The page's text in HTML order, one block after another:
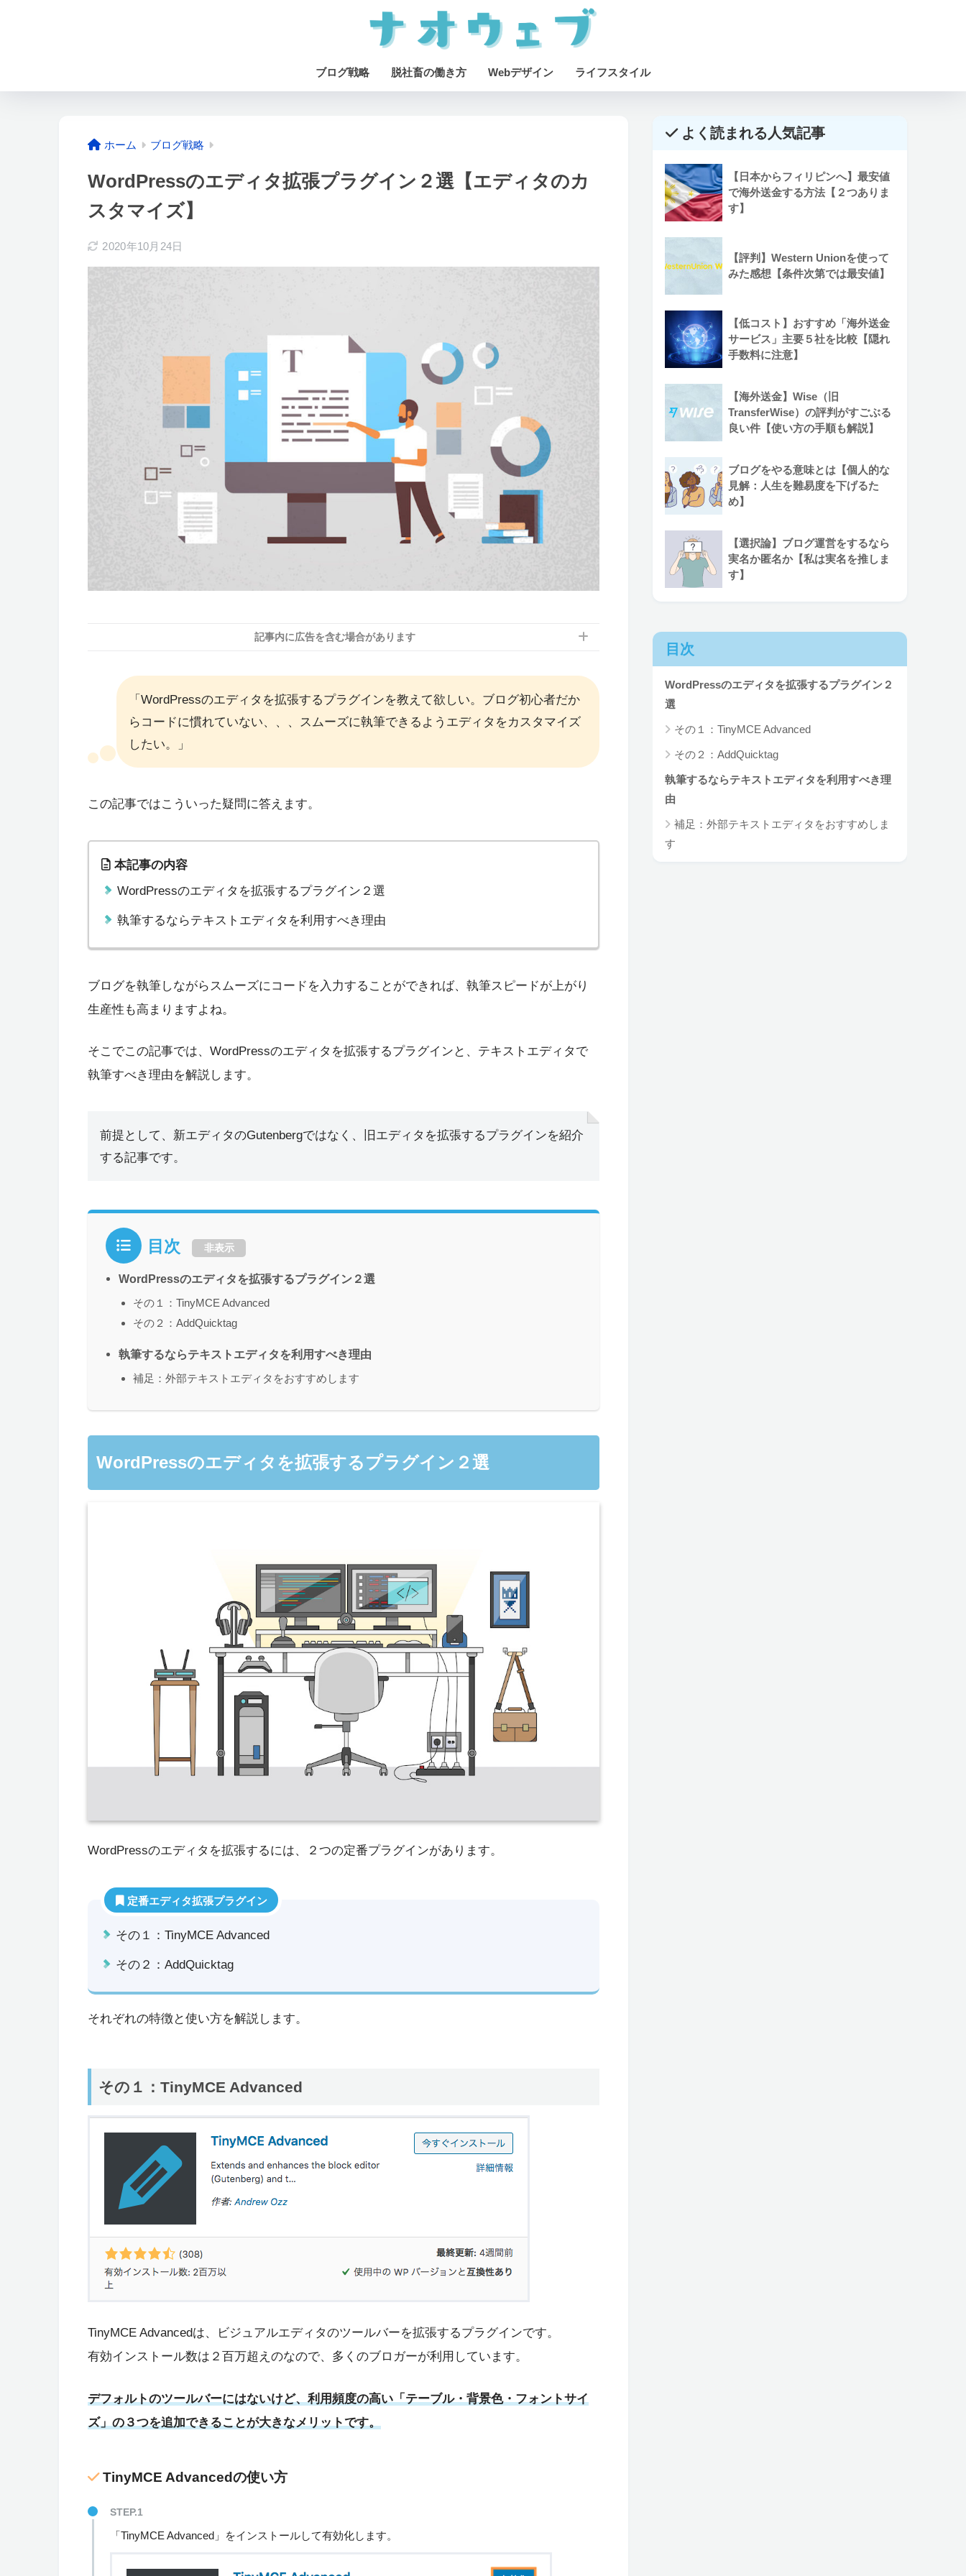
ブログ戦略 脱社畜の働き方 Webデザイン ライフスタイル
ホーム ブログ戦略
WordPressのエディタ拡張プラグイン２選【エディタのカ
スタマイズ】
2020年10月24日
記事内に広告を含む場合があります
「WordPressのエディタを拡張するプラグインを教えて欲しい。ブログ初心者だか
らコードに慣れていない、、、スムーズに執筆できるようエディタをカスタマイズ
したい。」
この記事ではこういった疑問に答えます。
本記事の内容
WordPressのエディタを拡張するプラグイン２選
執筆するならテキストエディタを利用すべき理由
ブログを執筆しながらスムーズにコードを入力することができれば、執筆スピードが上がり
生産性も高まりますよね。
そこでこの記事では、WordPressのエディタを拡張するプラグインと、テキストエディタで
執筆すべき理由を解説します。
前提として、新エディタのGutenbergではなく、旧エディタを拡張するプラグインを紹介
する記事です。
目次 非表示
WordPressのエディタを拡張するプラグイン２選
その１：TinyMCE Advanced
その２：AddQuicktag
執筆するならテキストエディタを利用すべき理由
補足：外部テキストエディタをおすすめします
WordPressのエディタを拡張するプラグイン２選
WordPressのエディタを拡張するには、２つの定番プラグインがあります。
定番エディタ拡張プラグイン
その１：TinyMCE Advanced
その２：AddQuicktag
それぞれの特徴と使い方を解説します。
その１：TinyMCE Advanced
TinyMCE Advancedは、ビジュアルエディタのツールバーを拡張するプラグインです。
有効インストール数は２百万超えのなので、多くのブロガーが利用しています。
デフォルトのツールバーにはないけど、利用頻度の高い「テーブル・背景色・フォントサイ
ズ」の３つを追加できることが大きなメリットです。
TinyMCE Advancedの使い方
STEP.1
「TinyMCE Advanced」をインストールして有効化します。
よく読まれる人気記事
【日本からフィリピンへ】最安値
で海外送金する方法【２つありま
す】
【評判】Western Unionを使って
みた感想【条件次第では最安値】
【低コスト】おすすめ「海外送金
サービス」主要５社を比較【隠れ
手数料に注意】
【海外送金】Wise（旧
TransferWise）の評判がすごぶる
良い件【使い方の手順も解説】
ブログをやる意味とは【個人的な
見解：人生を難易度を下げるた
め】
【選択論】ブログ運営をするなら
実名か匿名か【私は実名を推しま
す】
目次
WordPressのエディタを拡張するプラグイン２
選
その１：TinyMCE Advanced
その２：AddQuicktag
執筆するならテキストエディタを利用すべき理
由
補足：外部テキストエディタをおすすめしま
す